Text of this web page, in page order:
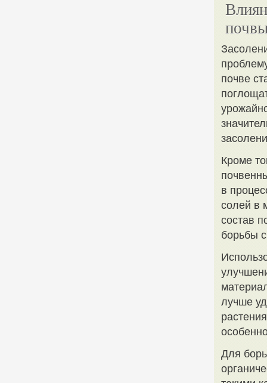
почве
Кроме
в
солей в
состав
борьбы
лучше
Для